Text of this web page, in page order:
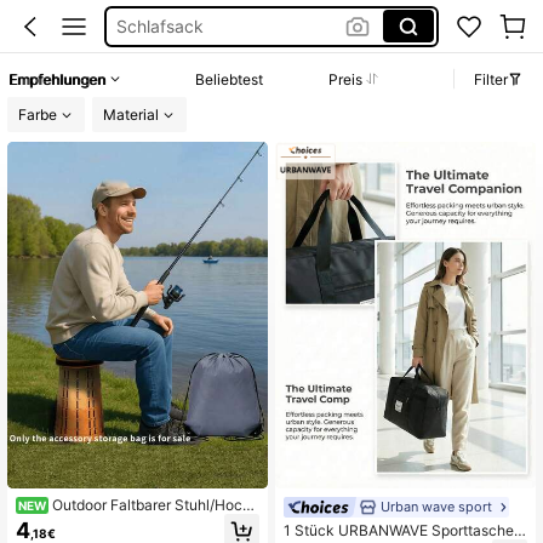
Samt Säckchen
Samt Tüten
Empfehlungen Beliebtest Preis
Filter
Farbe
Material
NEW Outdoor Faltbarer Stuhl/Hocke
r Aufbewahrungstasche, Faltbarer
Outdoor Stuhl/Hocker, leicht und tra
4,18€
Urban wave sport
1 Stück URBANWAVE Sporttasche